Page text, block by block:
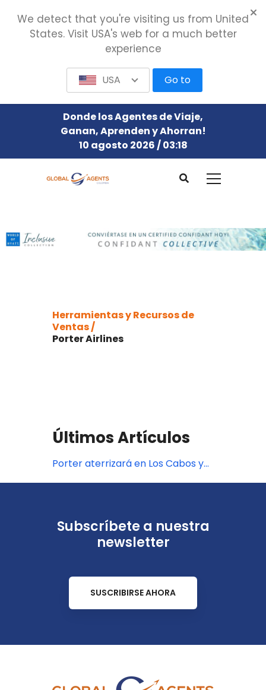
Donde los Agentes de Viaje,
Ganan, Aprenden y Ahorran!
10 agosto 2026 / 03:18
Herramientas y Recursos de
Ventas /
Porter Airlines
Últimos Artículos
Porter aterrizará en Los Cabos y
Subscríbete a nuestra
newsletter
SUSCRIBIRSE AHORA
We detect that you're visiting us from United
States. Visit USA's web for a much better
experience
USA Go to